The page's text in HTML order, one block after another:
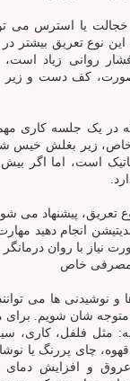
یا استرس می
نوع تعریق بیشتر
روانی زیاد
کف دست و زیر
در یک جلسه کاری
خاص، زیر بغلش خیس
است، اما اگر بیش
تعریق، پیشنهاد می
انجام دهید
نیاز با روان
مصرفی خاص
و نوشیدنی ها می
شان شویم. برای
مثل فلفل، کاری،
چای پررنگ یا
و افزایش دمای